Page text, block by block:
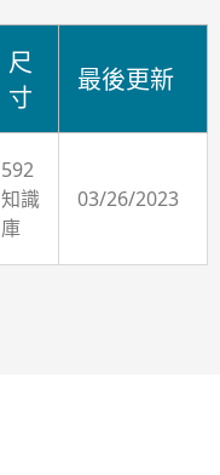
尺
寸
最後更新
592
知識
庫
03/26/2023